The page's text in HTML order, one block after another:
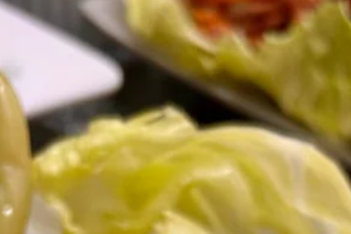
na valorização da culinária amazônica.
Crédito da foto: Point do Açaí (Jonas
Boulevard). A participação acontecerá